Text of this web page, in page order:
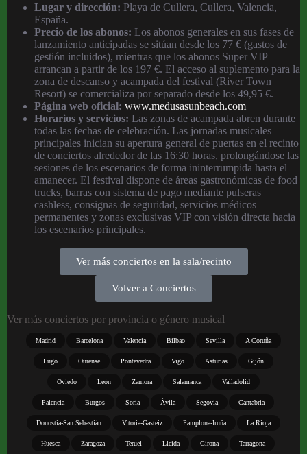
Lugar y dirección: Playa de Cullera, Cullera, Valencia,
España.
Precio de los abonos: Los abonos generales en sus fases de
lanzamiento anticipadas se sitúan desde los 77 € (gastos de
gestión incluidos), mientras que los abonos Super VIP
arrancan a partir de los 197 €. El acceso al suplemento para la
zona de descanso y acampada del festival (River Town
Resort) se comercializa por separado desde los 49,95 €.
Página web oficial: www.medusasunbeach.com
Horarios y servicios: Las zonas de acampada abren durante
todas las fechas de celebración. Las jornadas musicales
principales inician su apertura general de puertas en el recinto
de conciertos alrededor de las 16:30 horas, prolongándose las
sesiones de los escenarios de forma ininterrumpida hasta el
amanecer. El festival dispone de áreas gastronómicas de food
trucks, barras con sistema de pago mediante pulseras
cashless, consignas de seguridad, servicios médicos
permanentes y zonas exclusivas VIP con visión directa hacia
los escenarios principales.
Ver más conciertos en la sala/recinto
Volver a Conciertos
Ver más conciertos por provincia o género musical
Madrid Barcelona Valencia Bilbao Sevilla A Coruña
Lugo Ourense Pontevedra Vigo Asturias Gijón
Oviedo León Zamora Salamanca Valladolid
Palencia Burgos Soria Ávila Segovia Cantabria
Donostia-San Sebastián Vitoria-Gasteiz Pamplona-Iruña La Rioja
Huesca Zaragoza Teruel Lleida Girona Tarragona